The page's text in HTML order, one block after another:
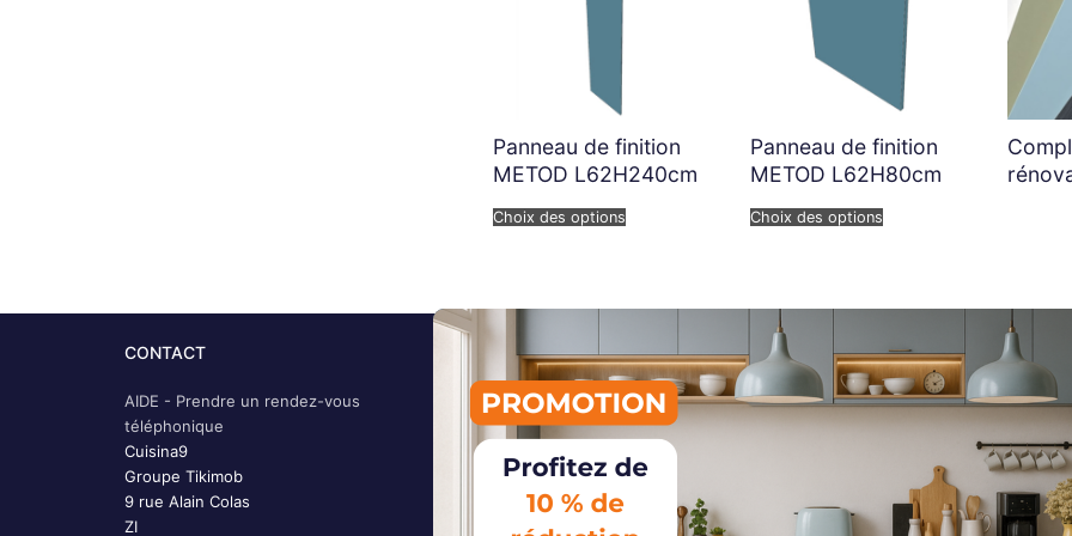
Panneau de finition
METOD L62H240cm
Choix des options
Panneau de finition
METOD L62H80cm
Choix des options
CONTACT
AIDE - Prendre un rendez-vous
téléphonique
Cuisina9
Groupe Tikimob
9 rue Alain Colas
ZI
Produits et infos
Questions fréquentes
Inspiration
Façade de porte
Façade de porte avec charnières
Tiroir de cuisine
LIENS UTILES
Fabrication, livraison et paiement
AIDE - Prendre un rendez-vous
téléphonique
Comment sont réalisés nos
Qui sommes-nous ?
Mentions légales